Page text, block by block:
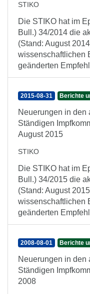
STIKO
Die STIKO hat im
Bull.) 34/2014 die
(Stand: August
wissenschaftlichen
geänderten
2015-08-31 Berichte
Neuerungen in den
Ständigen
August 2015
STIKO
Die STIKO hat im
Bull.) 34/2015 die
(Stand: August
wissenschaftlichen
geänderten
2008-08-01 Berichte
Neuerungen in den
Ständigen
2008